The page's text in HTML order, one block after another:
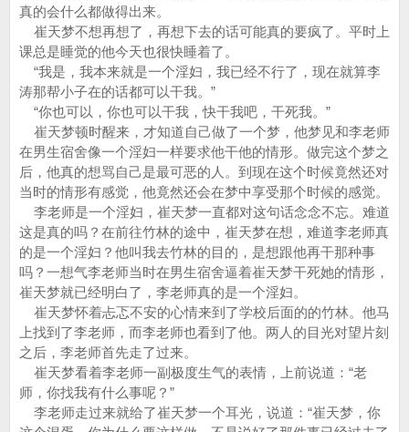
真的会什么都做得出来。
崔天梦不想再想了，再想下去的话可能真的要疯了。平时上
课总是睡觉的他今天也很快睡着了。
“我是，我本来就是一个淫妇，我已经不行了，现在就算李
涛那帮小子在的话都可以干我。”
“你也可以，你也可以干我，快干我吧，干死我。”
崔天梦顿时醒来，才知道自己做了一个梦，他梦见和李老师
在男生宿舍像一个淫妇一样要求他干他的情形。做完这个梦之
后，他真的想骂自己是最可恶的人。到现在这个时候竟然还对
当时的情形有感觉，他竟然还会在梦中享受那个时候的感觉。
李老师是一个淫妇，崔天梦一直都对这句话念念不忘。难道
这是真的吗？在前往竹林的途中，崔天梦在想，难道李老师真
的是一个淫妇？他叫我去竹林的目的，是想跟他再干那种事
吗？一想气李老师当时在男生宿舍逼着崔天梦干死她的情形，
崔天梦就已经明白了，李老师真的是一个淫妇。
崔天梦怀着忐忑不安的心情来到了学校后面的的竹林。他马
上找到了李老师，而李老师也看到了他。两人的目光对望片刻
之后，李老师首先走了过来。
崔天梦看着李老师一副极度生气的表情，上前说道：“老
师，你找我有什么事呢？”
李老师走过来就给了崔天梦一个耳光，说道：“崔天梦，你